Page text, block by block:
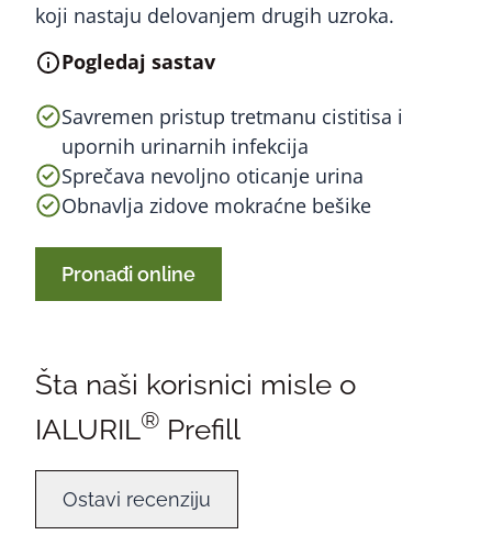
koji nastaju delovanjem drugih uzroka.
Pogledaj sastav
Savremen pristup tretmanu cistitisa i
upornih urinarnih infekcija
Sprečava nevoljno oticanje urina
Obnavlja zidove mokraćne bešike
Pronađi online
Šta naši korisnici misle o
IALURIL® Prefill
Ostavi recenziju